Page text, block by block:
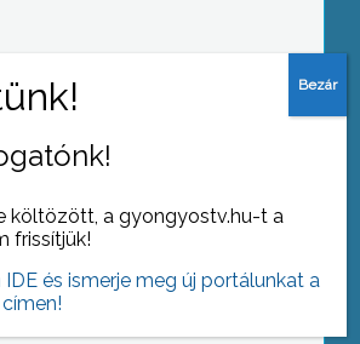
árat is egy
rendelet szerint
a legtöbb iskolában
készülnek.
költözött, a gyongyostv.hu-t a
frissítjük!
és ismerje meg új portálunkat a